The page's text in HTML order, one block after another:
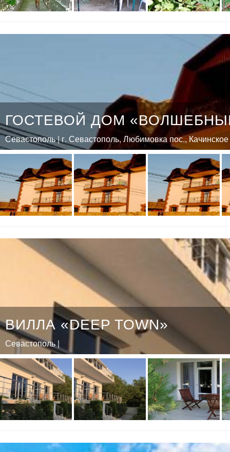
ГОСТЕВОЙ ДОМ
Севастополь | г. Севастополь, Любимовка пос.,
ВИЛЛА «DEEP TOWN»
Севастополь |